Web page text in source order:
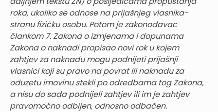
roka, ukoliko se odnose na prijašnjeg vlasnika-
stranu fizičku osobu. Potom je zakonodavac
člankom 7. Zakona o izmjenama i dopunama
Zakona o naknadi propisao novi rok u kojem
zahtjev za naknadu mogu podnijeti prijašnji
vlasnici koji su pravo na povrat ili naknadu za
oduzetu imovinu stekli po odredbama tog Zakona,
a nisu do sada podnijeli zahtjev ili im je zahtjev
pravomoćno odbijen, odnosno odbačen.